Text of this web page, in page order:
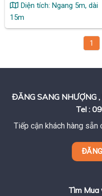
Diện tích: Ngang 5m, dài
15m
1
ĐĂNG SANG NHƯỢNG
Tel :
Tiếp cận khách hàng
Tìm Mua